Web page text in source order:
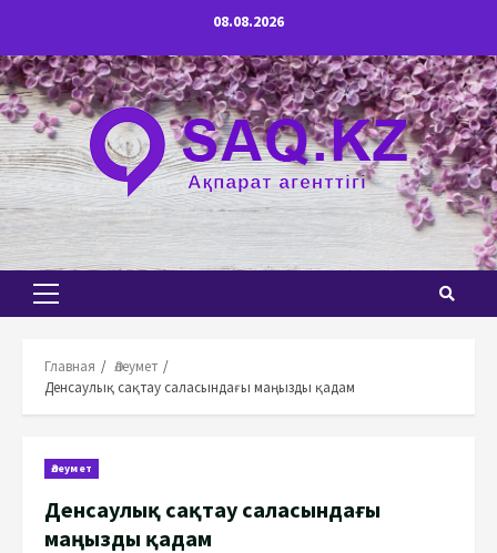
содержимому
08.08.2026
Основное
Главная
Әлеумет
Денсаулық сақтау саласындағы маңызды қадам
Әлеумет
Денсаулық сақтау саласындағы
маңызды қадам